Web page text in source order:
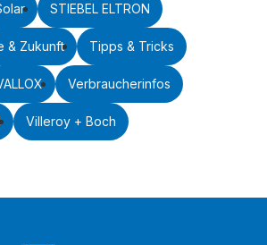
STIEBEL ELTRON
& Zukunft Tipps & Tricks
Verbraucherinfos
Villeroy + Boch